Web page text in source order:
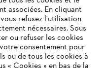
INTERNET
CHARGE
que nous ne prenons plus
de notre site ne
associées. En cliquant
refusez l'utilisation
nécessaires. Sous
ou refuser les cookies
consentement pour
ou de tous les cookies à
« Cookies » en bas de la